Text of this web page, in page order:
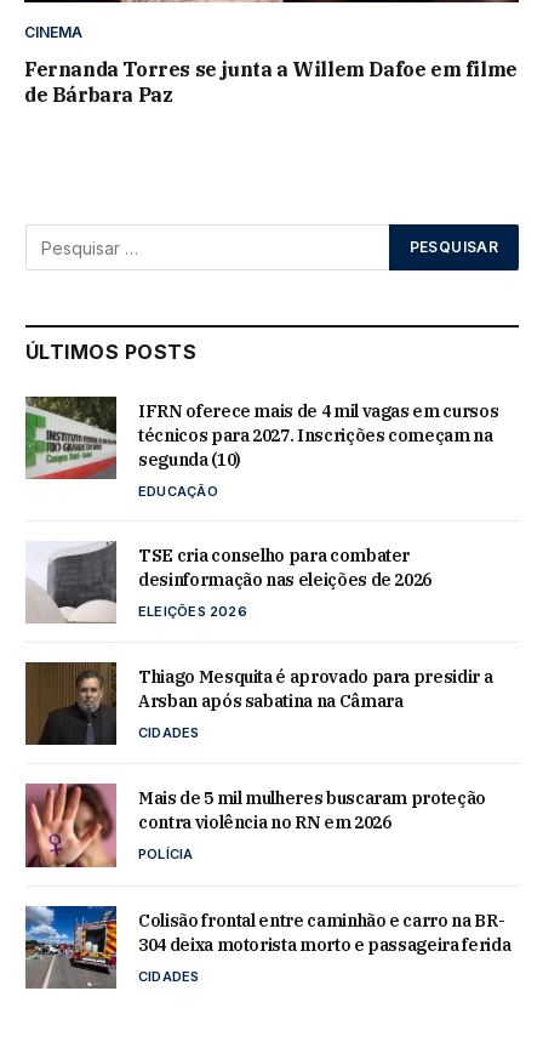
CINEMA
Fernanda Torres se junta a Willem Dafoe em filme
de Bárbara Paz
ÚLTIMOS POSTS
IFRN oferece mais de 4 mil vagas em cursos
técnicos para 2027. Inscrições começam na
segunda (10)
EDUCAÇÃO
TSE cria conselho para combater
desinformação nas eleições de 2026
ELEIÇÕES 2026
Thiago Mesquita é aprovado para presidir a
Arsban após sabatina na Câmara
CIDADES
Mais de 5 mil mulheres buscaram proteção
contra violência no RN em 2026
POLÍCIA
Colisão frontal entre caminhão e carro na BR-
304 deixa motorista morto e passageira ferida
CIDADES